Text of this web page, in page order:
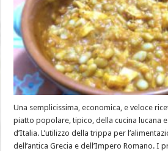
Una semplicissima, economica, e veloce
piatto popolare, tipico, della cucina lucana
d’Italia. L’utilizzo della trippa per
dell’antica Grecia e dell’Impero Romano. I